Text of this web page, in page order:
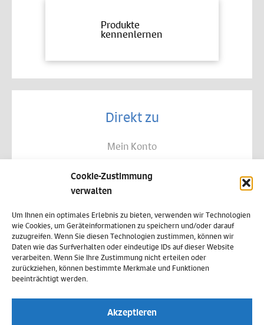
Cookie-Zustimmung
verwalten
Um Ihnen ein optimales Erlebnis zu bieten, verwenden wir Technologien
wie Cookies, um Geräteinformationen zu speichern und/oder darauf
zuzugreifen. Wenn Sie diesen Technologien zustimmen, können wir
Daten wie das Surfverhalten oder eindeutige IDs auf dieser Website
verarbeiten. Wenn Sie Ihre Zustimmung nicht erteilen oder
zurückziehen, können bestimmte Merkmale und Funktionen
beeinträchtigt werden.
Akzeptieren
Produkte
kennenlernen
Direkt zu
Mein Konto
Allgemeine Geschäftsbedingungen
Datenschutz
Widerruf
Zahlungsweisen
Versand & Lieferung
Cookie-Richtlinie (EU)